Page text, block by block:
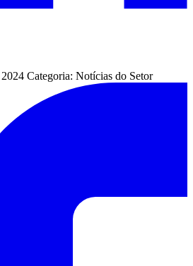
Categoria: Notícias do Setor